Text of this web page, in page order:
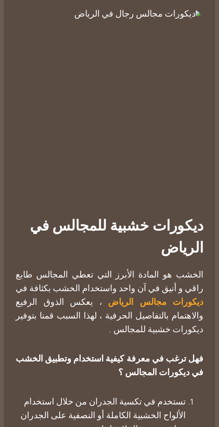
ديكورات خشبية للمجالس في
الرياض
الخشب هو المادة الأبرز التي تعطي المجالس طابع
راقي و أنيق في آن واحد واستخدام الخشب بكثافة في
ديكورات مجالس الرياض ، يعكس الذوق الرفيع
والاهتمام بالتفاصيل الحرفية ، لهذا السبب قمنا بتوفير
ديكورات خشبية للمجالس .
فهل ترغب في معرفة كيفية استخدام وتطبيق الخشب
في ديكورات المجالس ؟
​تستخدم في تكسية الجدران من خلال استخدام
الألواح الخشبية الكاملة أو النصفية على الجدران